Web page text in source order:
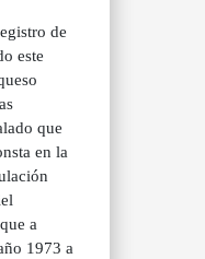
de
este
que
en la
a
1973 a